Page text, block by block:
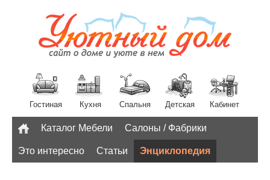
Гостиная Кухня Спальня Детская Кабинет
Разное
Каталог Мебели Салоны / Фабрики
Это интересно Статьи Энциклопедия